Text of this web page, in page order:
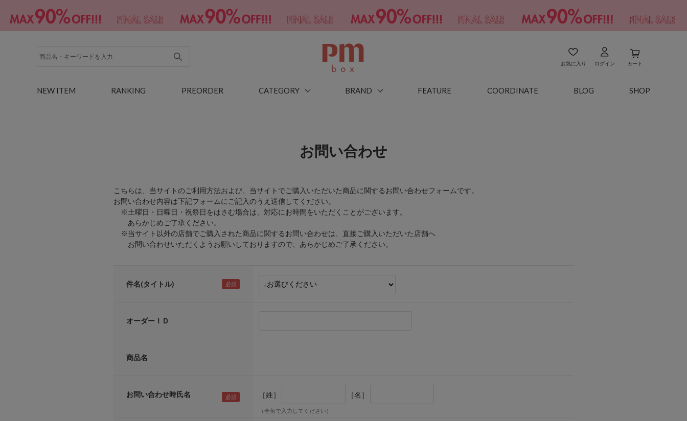
お気に入り ログイン カート
NEW ITEM RANKING PREORDER CATEGORY BRAND FEATURE COORDINATE BLOG SHOP
お問い合わせ
こちらは、当サイトのご利用方法および、当サイトでご購入いただいた商品に関するお問い合わせフォームです。
お問い合わせ内容は下記フォームにご記入のうえ送信してください。
※土曜日・日曜日・祝祭日をはさむ場合は、対応にお時間をいただくことがございます。
あらかじめご了承ください。
※当サイト以外の店舗でご購入された商品に関するお問い合わせは、直接ご購入いただいた店舗へ
お問い合わせいただくようお願いしておりますので、あらかじめご了承ください。
件名(タイトル)
オーダーＩＤ
商品名
お問い合わせ時氏名 ［姓］ ［名］
（全角で入力してください）